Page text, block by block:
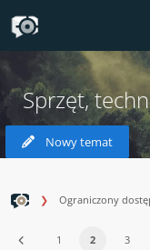
Sprzęt,
Nowy temat
Ograniczony
1 2 3